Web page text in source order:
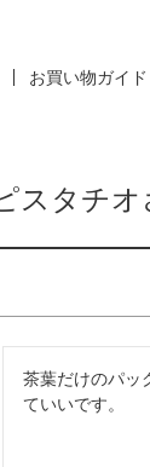
お買い物ガイド
スタチ
茶葉だけのパッ
ていいです。